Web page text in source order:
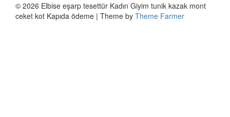
© 2026 Elbise eşarp tesettür Kadın Giyim tunik kazak mont
ceket kot Kapıda ödeme | Theme by Theme Farmer